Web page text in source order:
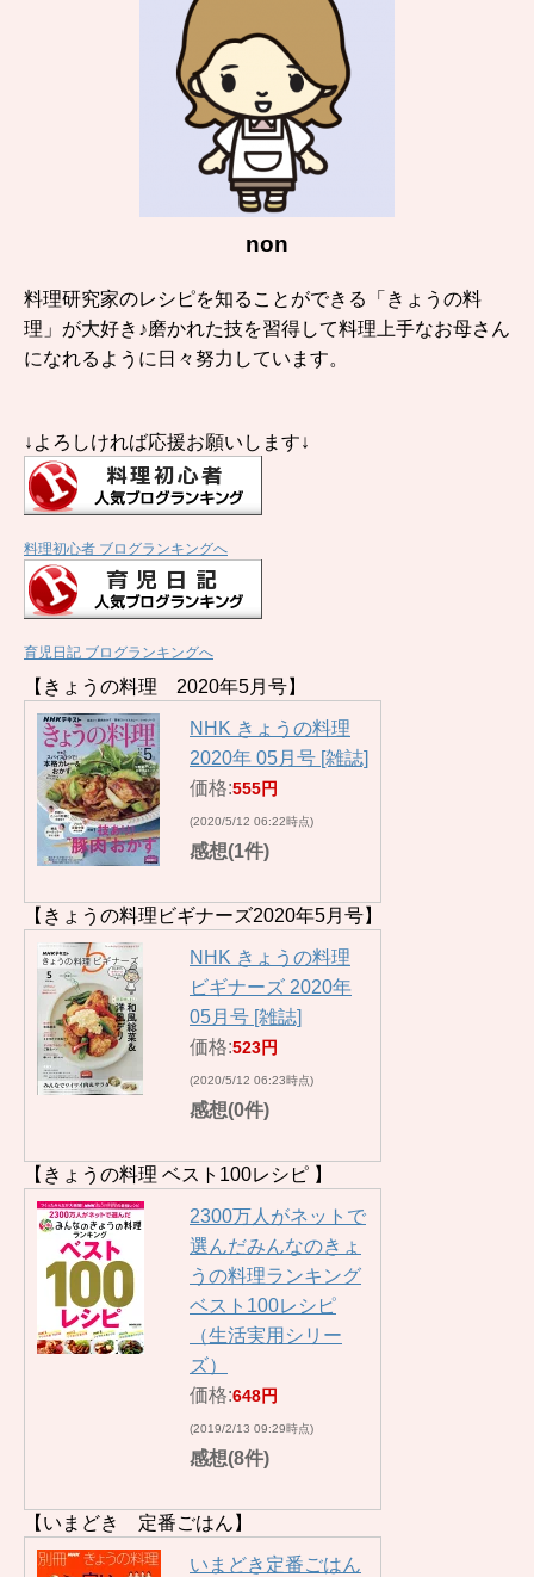
non
料理研究家のレシピを知ることができる「きょうの料
理」が大好き♪磨かれた技を習得して料理上手なお母さん
になれるように日々努力しています。
↓よろしければ応援お願いします↓
料理初心者 ブログランキングへ
育児日記 ブログランキングへ
【きょうの料理 2020年5月号】
NHK きょうの料理
2020年 05月号 [雑誌]
価格:555円
(2020/5/12 06:22時点)
感想(1件)
【きょうの料理ビギナーズ2020年5月号】
NHK きょうの料理
ビギナーズ 2020年
05月号 [雑誌]
価格:523円
(2020/5/12 06:23時点)
感想(0件)
【きょうの料理 ベスト100レシピ 】
2300万人がネットで
選んだみんなのきょ
うの料理ランキング
ベスト100レシピ
（生活実用シリー
ズ）
価格:648円
(2019/2/13 09:29時点)
感想(8件)
【いまどき 定番ごはん】
いまどき定番ごはん